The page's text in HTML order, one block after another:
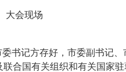
大会现场
书记方存好，市委副书记、
合国有关组织和有关国家